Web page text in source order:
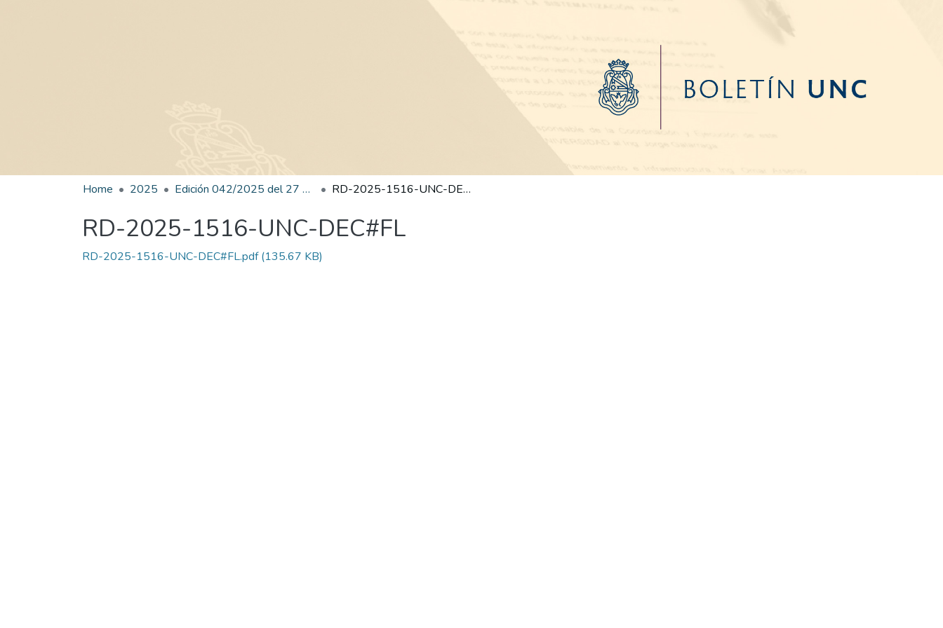
Home 2025 Edición 042/2025 del 27 de agosto de 2025 RD-2025-1516-UNC-DEC#FL
RD-2025-1516-UNC-DEC#FL
RD-2025-1516-UNC-DEC#FL.pdf(135.67 KB)